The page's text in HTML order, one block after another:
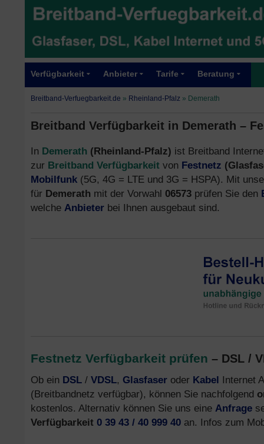
Verfügbarkeit Anbieter Tarife Beratung
Breitband-Verfuegbarkeit.de » Rheinland-Pfalz » Demerath
Breitband Verfügbarkeit in Demerath –
In Demerath (Rheinland-Pfalz) ist Breitband
zur Breitband Verfügbarkeit von Festnetz
Mobilfunk (5G, 4G = LTE und 3G = HSPA). Mit
für Demerath mit der Vorwahl 06573 prüfen Sie den
welche Anbieter bei Ihnen ausgebaut sind.
Festnetz Verfügbarkeit prüfen – DSL /
Ob ein DSL / VDSL, Glasfaser oder Kabel Internet
(Breitbandnetz verfügbar), können Sie nachfolgend
kostenlos. Alternativ können Sie uns eine Anfrage
Verfügbarkeit 0 39 43 / 40 999 40 an. Infos zum